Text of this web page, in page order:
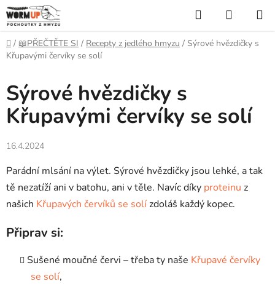
Přejít
na
obsah
Hledat
KOŠÍK
Domů
/ 📖PŘEČTĚTE SI / Recepty z jedlého hmyzu / Sýrové hvězdičky s
Křupavými červíky se solí
Sýrové hvězdičky s
Křupavými červíky se solí
16.4.2024
Parádní mlsání na výlet. Sýrové hvězdičky jsou lehké, a tak
tě nezatíží ani v batohu, ani v těle. Navíc díky proteinu z
našich Křupavých červíků se solízdoláš každý kopec.
Připrav si:
Sušené moučné červi – třeba ty naše Křupavé červíky
se solí,